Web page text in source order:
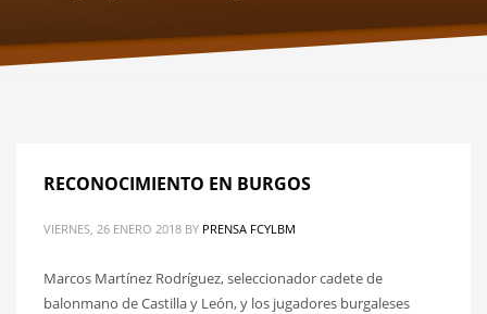
RECONOCIMIENTO EN BURGOS
VIERNES, 26 ENERO 2018 BY PRENSA FCYLBM
Marcos Martínez Rodríguez, seleccionador cadete de
balonmano de Castilla y León, y los jugadores burgaleses